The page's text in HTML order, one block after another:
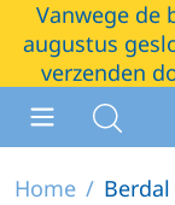
Vanwege de
augustus
verzenden
Home /